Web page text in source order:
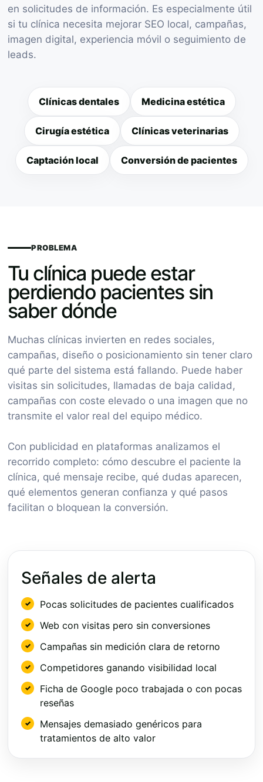
en solicitudes de información. Es especialmente útil
si tu clínica necesita mejorar SEO local, campañas,
imagen digital, experiencia móvil o seguimiento de
leads.
Clínicas dentales Medicina estética
Cirugía estética Clínicas veterinarias
Captación local Conversión de pacientes
PROBLEMA
Tu clínica puede estar
perdiendo pacientes sin
saber dónde
Muchas clínicas invierten en redes sociales,
campañas, diseño o posicionamiento sin tener claro
qué parte del sistema está fallando. Puede haber
visitas sin solicitudes, llamadas de baja calidad,
campañas con coste elevado o una imagen que no
transmite el valor real del equipo médico.
Con publicidad en plataformas analizamos el
recorrido completo: cómo descubre el paciente la
clínica, qué mensaje recibe, qué dudas aparecen,
qué elementos generan confianza y qué pasos
facilitan o bloquean la conversión.
Señales de alerta
Pocas solicitudes de pacientes cualificados
Web con visitas pero sin conversiones
Campañas sin medición clara de retorno
Competidores ganando visibilidad local
Ficha de Google poco trabajada o con pocas
reseñas
Mensajes demasiado genéricos para
tratamientos de alto valor